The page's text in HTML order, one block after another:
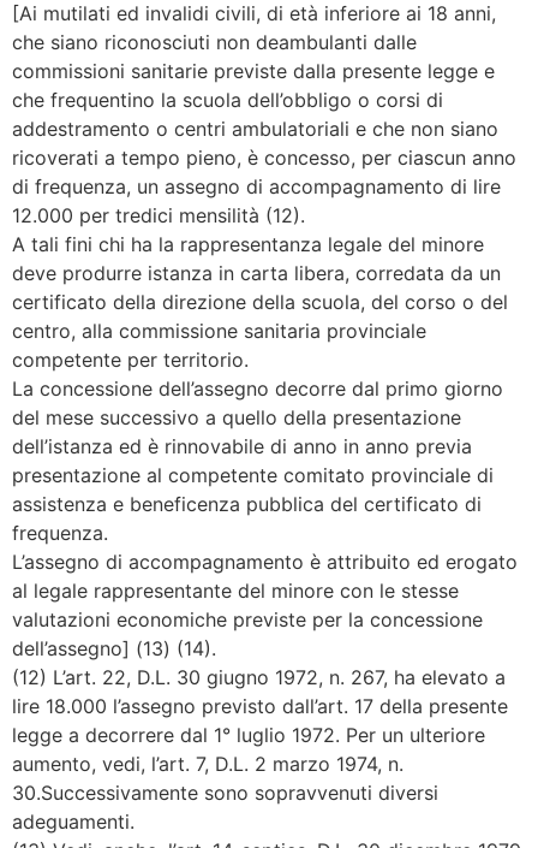
[Ai mutilati ed invalidi civili, di età inferiore ai 18 anni,
che siano riconosciuti non deambulanti dalle
commissioni sanitarie previste dalla presente legge e
che frequentino la scuola dell’obbligo o corsi di
addestramento o centri ambulatoriali e che non siano
ricoverati a tempo pieno, è concesso, per ciascun anno
di frequenza, un assegno di accompagnamento di lire
12.000 per tredici mensilità (12).
A tali fini chi ha la rappresentanza legale del minore
deve produrre istanza in carta libera, corredata da un
certificato della direzione della scuola, del corso o del
centro, alla commissione sanitaria provinciale
competente per territorio.
La concessione dell’assegno decorre dal primo giorno
del mese successivo a quello della presentazione
dell’istanza ed è rinnovabile di anno in anno previa
presentazione al competente comitato provinciale di
assistenza e beneficenza pubblica del certificato di
frequenza.
L’assegno di accompagnamento è attribuito ed erogato
al legale rappresentante del minore con le stesse
valutazioni economiche previste per la concessione
dell’assegno] (13) (14).
(12) L’art. 22, D.L. 30 giugno 1972, n. 267, ha elevato a
lire 18.000 l’assegno previsto dall’art. 17 della presente
legge a decorrere dal 1° luglio 1972. Per un ulteriore
aumento, vedi, l’art. 7, D.L. 2 marzo 1974, n.
30.Successivamente sono sopravvenuti diversi
adeguamenti.